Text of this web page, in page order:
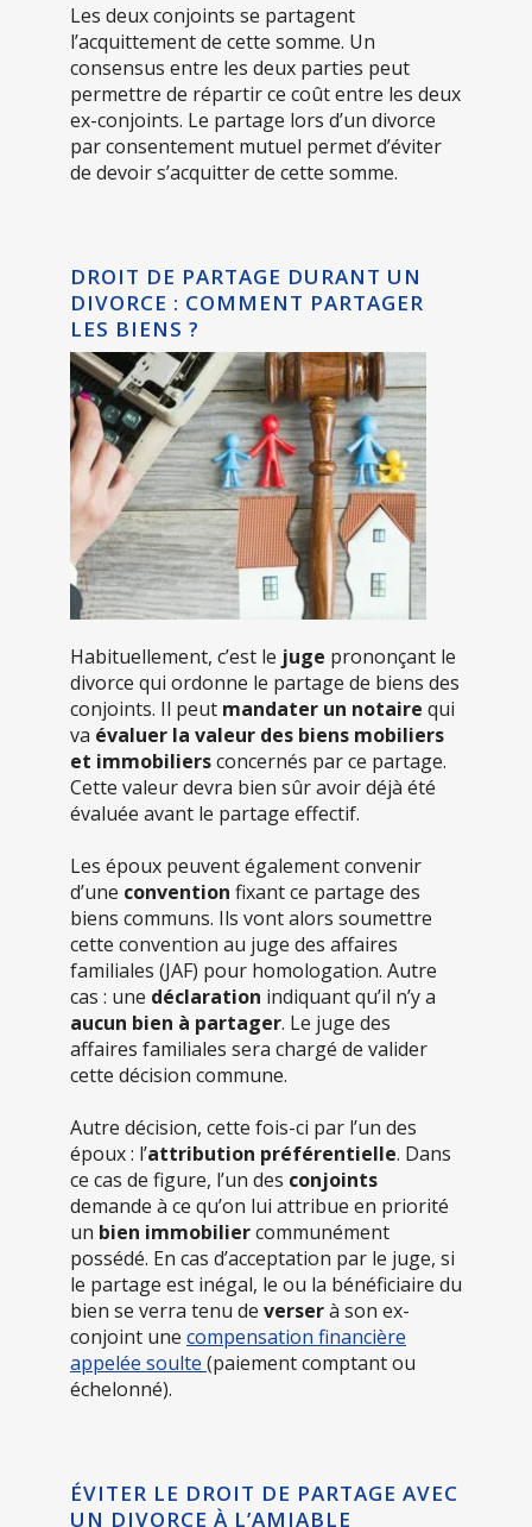
Les deux conjoints se partagent
l’acquittement de cette somme. Un
consensus entre les deux parties peut
permettre de répartir ce coût entre les deux
ex-conjoints. Le partage lors d’un divorce
par consentement mutuel permet d’éviter
de devoir s’acquitter de cette somme.
DROIT DE PARTAGE DURANT UN
DIVORCE : COMMENT PARTAGER
LES BIENS ?
Habituellement, c’est le juge prononçant le
divorce qui ordonne le partage de biens des
conjoints. Il peut mandater un notaire qui
va évaluer la valeur des biens mobiliers
et immobiliersconcernés par ce partage.
Cette valeur devra bien sûr avoir déjà été
évaluée avant le partage effectif.
Les époux peuvent également convenir
d’une convention fixant ce partage des
biens communs. Ils vont alors soumettre
cette convention au juge des affaires
familiales (JAF) pour homologation. Autre
cas : une déclaration indiquant qu’il n’y a
aucun bien à partager. Le juge des
affaires familiales sera chargé de valider
cette décision commune.
Autre décision, cette fois-ci par l’un des
époux : l’attribution préférentielle. Dans
ce cas de figure, l’un des conjoints
demande à ce qu’on lui attribue en priorité
un bien immobiliercommunément
possédé. En cas d’acceptation par le juge, si
le partage est inégal, le ou la bénéficiaire du
bien se verra tenu de verserà son ex-
conjoint une compensation financière
appelée soulte (paiement comptant ou
échelonné).
ÉVITER LE DROIT DE PARTAGE AVEC
UN DIVORCE À L’AMIABLE